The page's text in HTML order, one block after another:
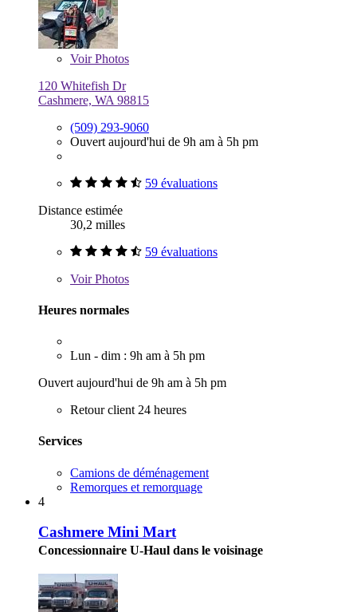
VoirPhotos
120 Whitefish Dr
Cashmere, WA 98815
(509) 293-9060
Ouvert aujourd'hui de 9h am à 5h pm
59 évaluations
Distance estimée
30,2 milles
59 évaluations
VoirPhotos
Heures normales
Lun - dim : 9h am à 5h pm
Ouvert aujourd'hui de 9h am à 5h pm
Retour client 24 heures
Services
Camions de déménagement
Remorques et remorquage
4
Cashmere Mini Mart
Concessionnaire U-Haul dans le voisinage